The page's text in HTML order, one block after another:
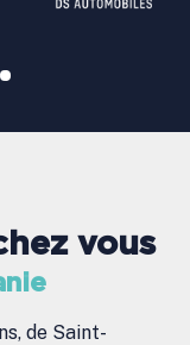
vous
de Saint-